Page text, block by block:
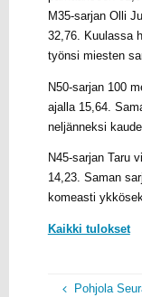
M35-sarjan Olli
32,76. Kuulassa
työnsi miesten
N50-sarjan 100
ajalla 15,64.
neljänneksi
N45-sarjan Taru
14,23. Saman
komeasti
Kaikki tulokset
Pohjola